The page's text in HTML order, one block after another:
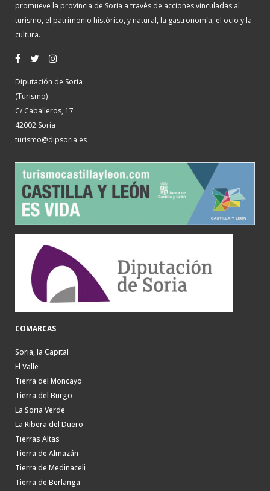
promueve la provincia de Soria a través de acciones vinculadas al
turismo, el patrimonio histórico, y natural, la gastronomía, el ocio y la
cultura.
Diputación de Soria
(Turismo)
C/ Caballeros, 17
42002 Soria
turismo@dipsoria.es
COMARCAS
Soria, la Capital
El Valle
Tierra del Moncayo
Tierra del Burgo
La Soria Verde
La Ribera del Duero
Tierras Altas
Tierra de Almazán
Tierra de Medinaceli
Tierra de Berlanga